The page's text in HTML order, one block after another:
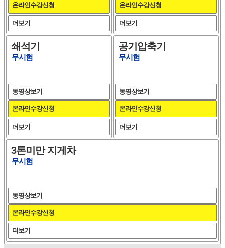
더보기
온라인수강신청
더보기
온라인수강신청
쇄석기
무시험
더보기
온라인수강신청
동영상보기
공기압축기
무시험
더보기
온라인수강신청
동영상보기
3톤미만 지게차
무시험
더보기
온라인수강신청
동영상보기